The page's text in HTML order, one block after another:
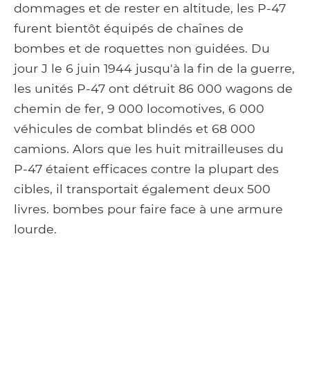
dommages et de rester en altitude, les P-47
furent bientôt équipés de chaînes de
bombes et de roquettes non guidées. Du
jour J le 6 juin 1944 jusqu'à la fin de la guerre,
les unités P-47 ont détruit 86 000 wagons de
chemin de fer, 9 000 locomotives, 6 000
véhicules de combat blindés et 68 000
camions. Alors que les huit mitrailleuses du
P-47 étaient efficaces contre la plupart des
cibles, il transportait également deux 500
livres. bombes pour faire face à une armure
lourde.